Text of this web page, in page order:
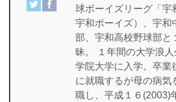
球ボーイズリーグ「宇
宇和ボーイズ）、宇和
部、宇和高校野球部と
昧。 １年間の大学浪
学院大学に入学。卒業
に就職するが母の病気
職し、平成１６(2003)